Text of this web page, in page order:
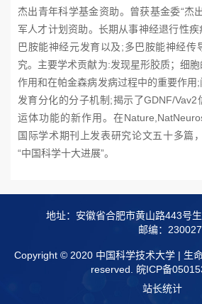
杰出青年科学基金资助。曾获基金委“杰
军人才计划资助。长期从事神经退行性
巴胺能神经元发育以及 ; 多巴胺能神经传
究。主要学术贡献为:发现星形胶质；细
作用和在帕金森病发病过程中的重要作用 ;
发育分化的分子机制 ;揭示了GDNF/Vav2
运体功能的新作用。在
国际学术期刊上发表研究论文五十多篇
“中国科学十大进展”。
地址：安徽省合肥市黄山路443号
邮编：230027
Copyright © 2020 中国科学技术大学 | 生
reserved. 皖ICP备
站长统计